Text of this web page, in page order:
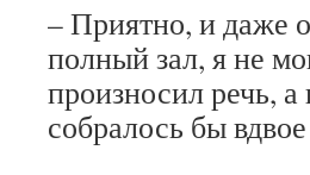
– Приятно, и даже
полный зал, я не
произносил речь,
собралось бы